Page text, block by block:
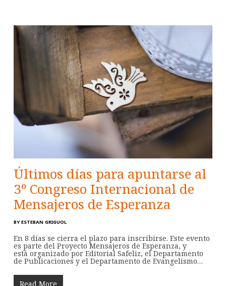
Últimos días para apuntarse al
3º Congreso Internacional de
Mensajeros de Esperanza
BY ESTEBAN GRIGUOL
En 8 días se cierra el plazo para inscribirse. Este evento
es parte del Proyecto Mensajeros de Esperanza, y
está organizado por Editorial Safeliz, el Departamento
de Publicaciones y el Departamento de Evangelismo…
Read More